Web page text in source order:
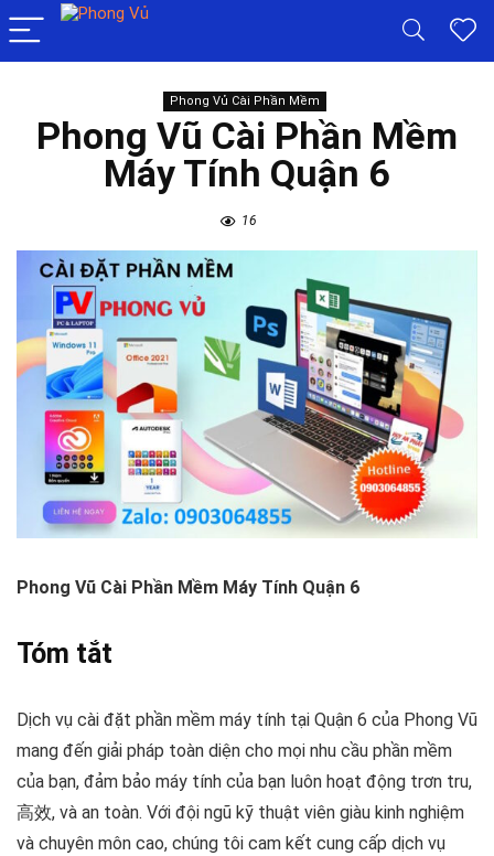
Phong Vủ Cài Phần Mềm
Phong Vũ Cài Phần Mềm
Máy Tính Quận 6
16
Phong Vũ Cài Phần Mềm Máy Tính Quận 6
Tóm tắt
Dịch vụ cài đặt phần mềm máy tính tại Quận 6 của Phong Vũ
mang đến giải pháp toàn diện cho mọi nhu cầu phần mềm
của bạn, đảm bảo máy tính của bạn luôn hoạt động trơn tru,
高效, và an toàn. Với đội ngũ kỹ thuật viên giàu kinh nghiệm
và chuyên môn cao, chúng tôi cam kết cung cấp dịch vụ